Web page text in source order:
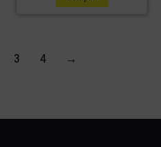
3 4 →